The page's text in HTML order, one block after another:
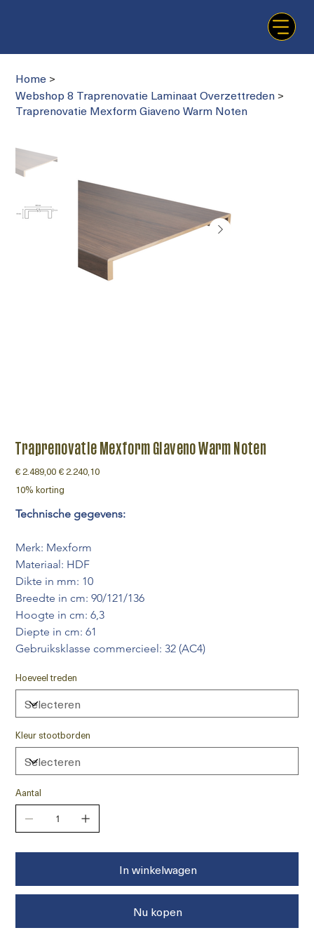
Home >
Webshop 8 Traprenovatie Laminaat Overzettreden >
Traprenovatie Mexform Giaveno Warm Noten
Traprenovatie Mexform Giaveno Warm Noten
Originele
prijs
€ 2.489,00 Verkoopprijs
€ 2.240,10
10% korting
Technische gegevens:
Merk: Mexform
Materiaal: HDF
Dikte in mm: 10
Breedte in cm: 90/121/136
Hoogte in cm: 6,3
Diepte in cm: 61
Gebruiksklasse commercieel: 32 (AC4)
Hoeveel treden
Kleur stootborden
Aantal
In winkelwagen
Nu kopen